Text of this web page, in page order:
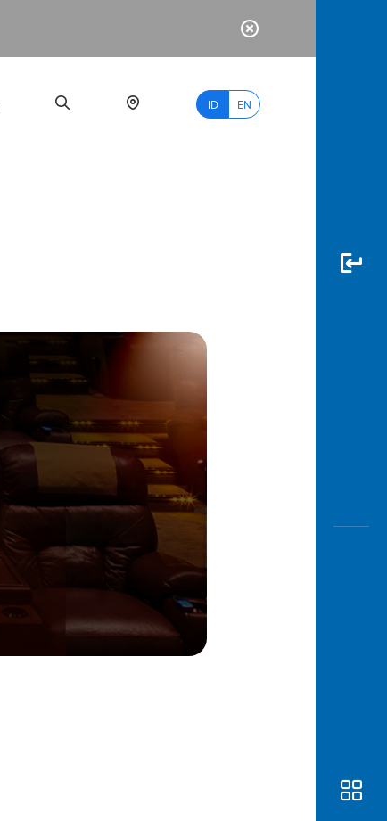
ID EN
PALING
BANYAK